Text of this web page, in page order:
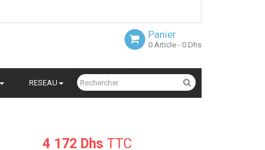
Panier
0 Article - 0 Dhs
RESEAU
4 172 Dhs TTC